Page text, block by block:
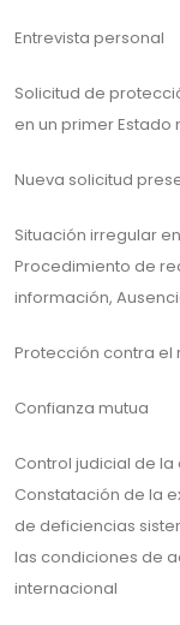
Entrevista personal
Solicitud de
en un primer Estado
Nueva solicitud
Situación irregular
Procedimiento de
información,
Protección contra
Confianza mutua
Control judicial de
Constatación de la
de deficiencias
las condiciones de
internacional